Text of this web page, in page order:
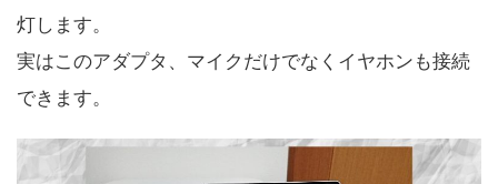
灯します。
実はこのアダプタ、マイクだけでなくイヤホンも接続
できます。